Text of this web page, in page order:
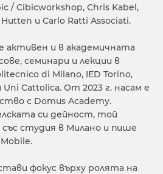
/ Cibicworkshop, Chris Kabel,
и Carlo Ratti Associati.
активен и в академичната
семинари и лекции в
di Milano, IED Torino,
Uni Cattolica. От 2023 г. насам е
с Domus Academy.
си дейност, той
студия в Милано и пише
фокус върху ролята на